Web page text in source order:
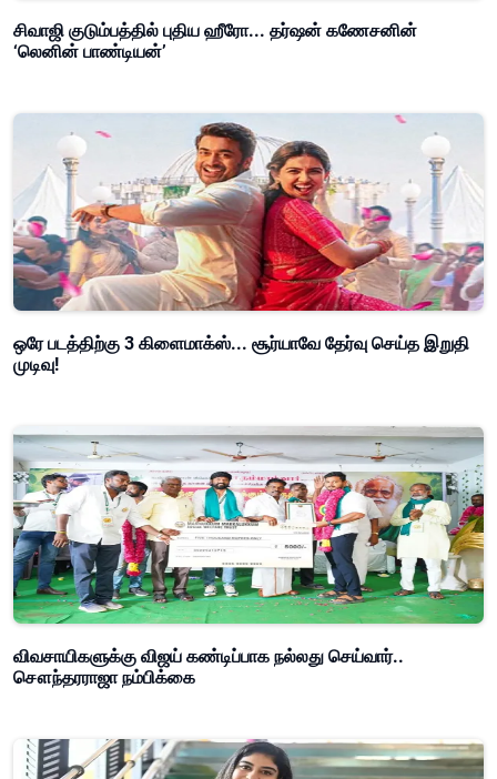
சிவாஜி குடும்பத்தில் புதிய ஹீரோ... தர்ஷன் கணேசனின்
‘லெனின் பாண்டியன்’
ஒரே படத்திற்கு 3 கிளைமாக்ஸ்... சூர்யாவே தேர்வு செய்த இறுதி
முடிவு!
விவசாயிகளுக்கு விஜய் கண்டிப்பாக நல்லது செய்வார்..
சௌந்தரராஜா நம்பிக்கை